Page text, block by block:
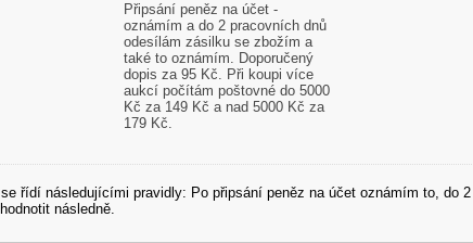
Připsání peněz na účet -
oznámím a do 2 pracovních dnů
odesílám zásilku se zbožím a
také to oznámím. Doporučený
dopis za 95 Kč. Při koupi více
aukcí počítám poštovné do 5000
Kč za 149 Kč a nad 5000 Kč za
179 Kč.
následujícími pravidly: Po připsání peněz na účet oznámím to, do
následně.